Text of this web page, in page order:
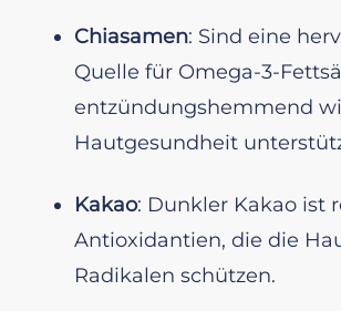
Chiasamen: Sind eine
Quelle für Omega-3-
entzündungshemmend
Hautgesundheit
Kakao: Dunkler Kakao ist
Antioxidantien, die die
Radikalen schützen.